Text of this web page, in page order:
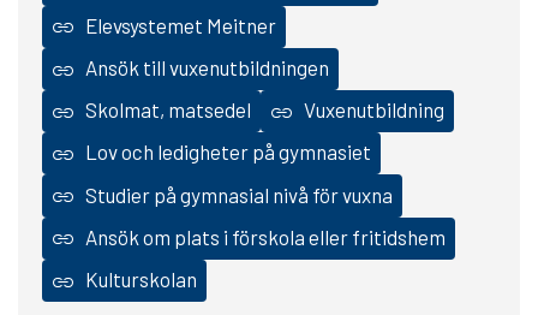
Elevsystemet Meitner
Ansök till vuxenutbildningen
Skolmat, matsedel
Vuxenutbildning
Lov och ledigheter på gymnasiet
Studier på gymnasial nivå för vuxna
Ansök om plats i förskola eller fritidshem
Kulturskolan